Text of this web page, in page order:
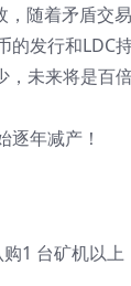
，随着矛盾交
发行和LDC
，未来将是百
逐年减产！
1 台矿机以上